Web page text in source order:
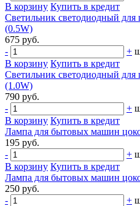
В корзину Купить в кредит
Светильник светодиодный
(0.5W)
675 руб.
-
+
В корзину Купить в кредит
Светильник светодиодный
(1.0W)
790 руб.
-
+
В корзину Купить в кредит
Лампа для бытовых машин
195 руб.
-
+
В корзину Купить в кредит
Лампа для бытовых машин
250 руб.
-
+